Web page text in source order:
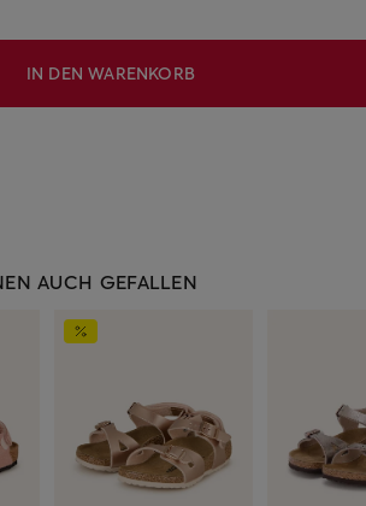
IN DEN WARENKORB
AUCH GEFALLEN